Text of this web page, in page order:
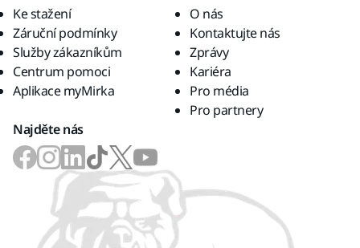
Ke stažení
Záruční podmínky
Služby zákazníkům
Centrum pomoci
Aplikace myMirka
O nás
Kontaktujte nás
Zprávy
Kariéra
Pro média
Pro partnery
Najděte nás